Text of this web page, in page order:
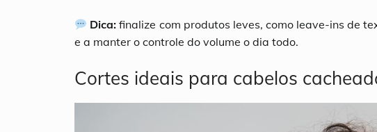
Dica: finalize com produtos leves, como leave-ins de
e a manter o controle do volume o dia todo.
Cortes ideais para cabelos